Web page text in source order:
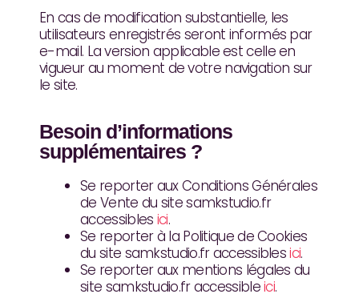
En cas de modification substantielle, les
utilisateurs enregistrés seront informés par
e-mail. La version applicable est celle en
vigueur au moment de votre navigation sur
le site.
Besoin d’informations
supplémentaires ?
Se reporter aux Conditions Générales
de Vente du site samkstudio.fr
accessibles ici.
Se reporter à la Politique de Cookies
du site samkstudio.fr accessiblesici.
Se reporter aux mentions légales du
site samkstudio.fr accessibleici.